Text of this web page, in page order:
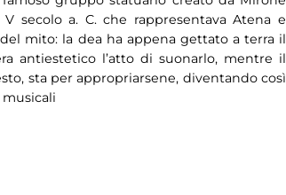
secolo a. C. che rappresentava Atena e
mito: la dea ha appena gettato a terra il
antiestetico l’atto di suonarlo, mentre il
sta per appropriarsene, diventando così